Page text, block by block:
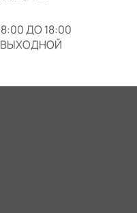
ДО 18:00